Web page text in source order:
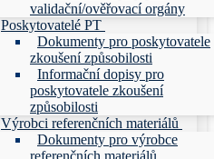
validační/ověřovací orgány
Poskytovatelé PT
Dokumenty pro poskytovatele
zkoušení způsobilosti
Informační dopisy pro
poskytovatele zkoušení
způsobilosti
Výrobci referenčních materiálů
Dokumenty pro výrobce
referenčních materiálů